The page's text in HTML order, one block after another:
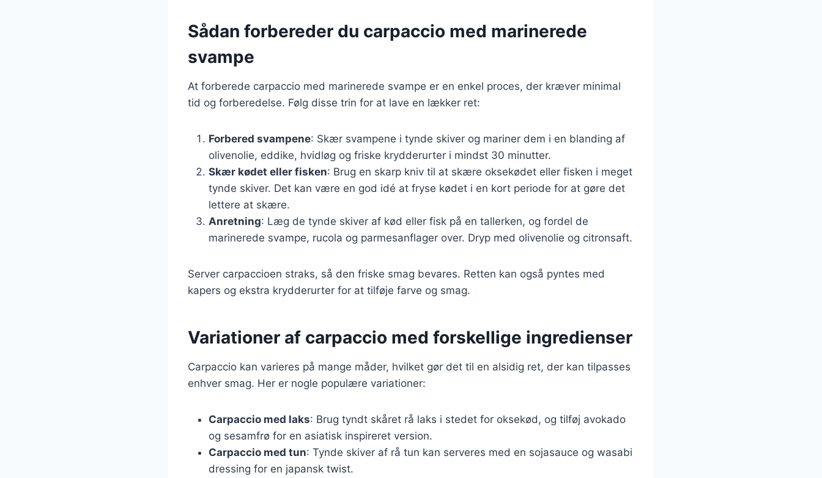
Sådan forbereder du carpaccio med marinerede
svampe
At forberede carpaccio med marinerede svampe er en enkel proces, der kræver minimal
tid og forberedelse. Følg disse trin for at lave en lækker ret:
Forbered svampene: Skær svampene i tynde skiver og mariner dem i en blanding af
olivenolie, eddike, hvidløg og friske krydderurter i mindst 30 minutter.
Skær kødet eller fisken: Brug en skarp kniv til at skære oksekødet eller fisken i meget
tynde skiver. Det kan være en god idé at fryse kødet i en kort periode for at gøre det
lettere at skære.
Anretning: Læg de tynde skiver af kød eller fisk på en tallerken, og fordel de
marinerede svampe, rucola og parmesanflager over. Dryp med olivenolie og citronsaft.
Server carpaccioen straks, så den friske smag bevares. Retten kan også pyntes med
kapers og ekstra krydderurter for at tilføje farve og smag.
Variationer af carpaccio med forskellige ingredienser
Carpaccio kan varieres på mange måder, hvilket gør det til en alsidig ret, der kan tilpasses
enhver smag. Her er nogle populære variationer:
Carpaccio med laks: Brug tyndt skåret rå laks i stedet for oksekød, og tilføj avokado
og sesamfrø for en asiatisk inspireret version.
Carpaccio med tun: Tynde skiver af rå tun kan serveres med en sojasauce og wasabi
dressing for en japansk twist.